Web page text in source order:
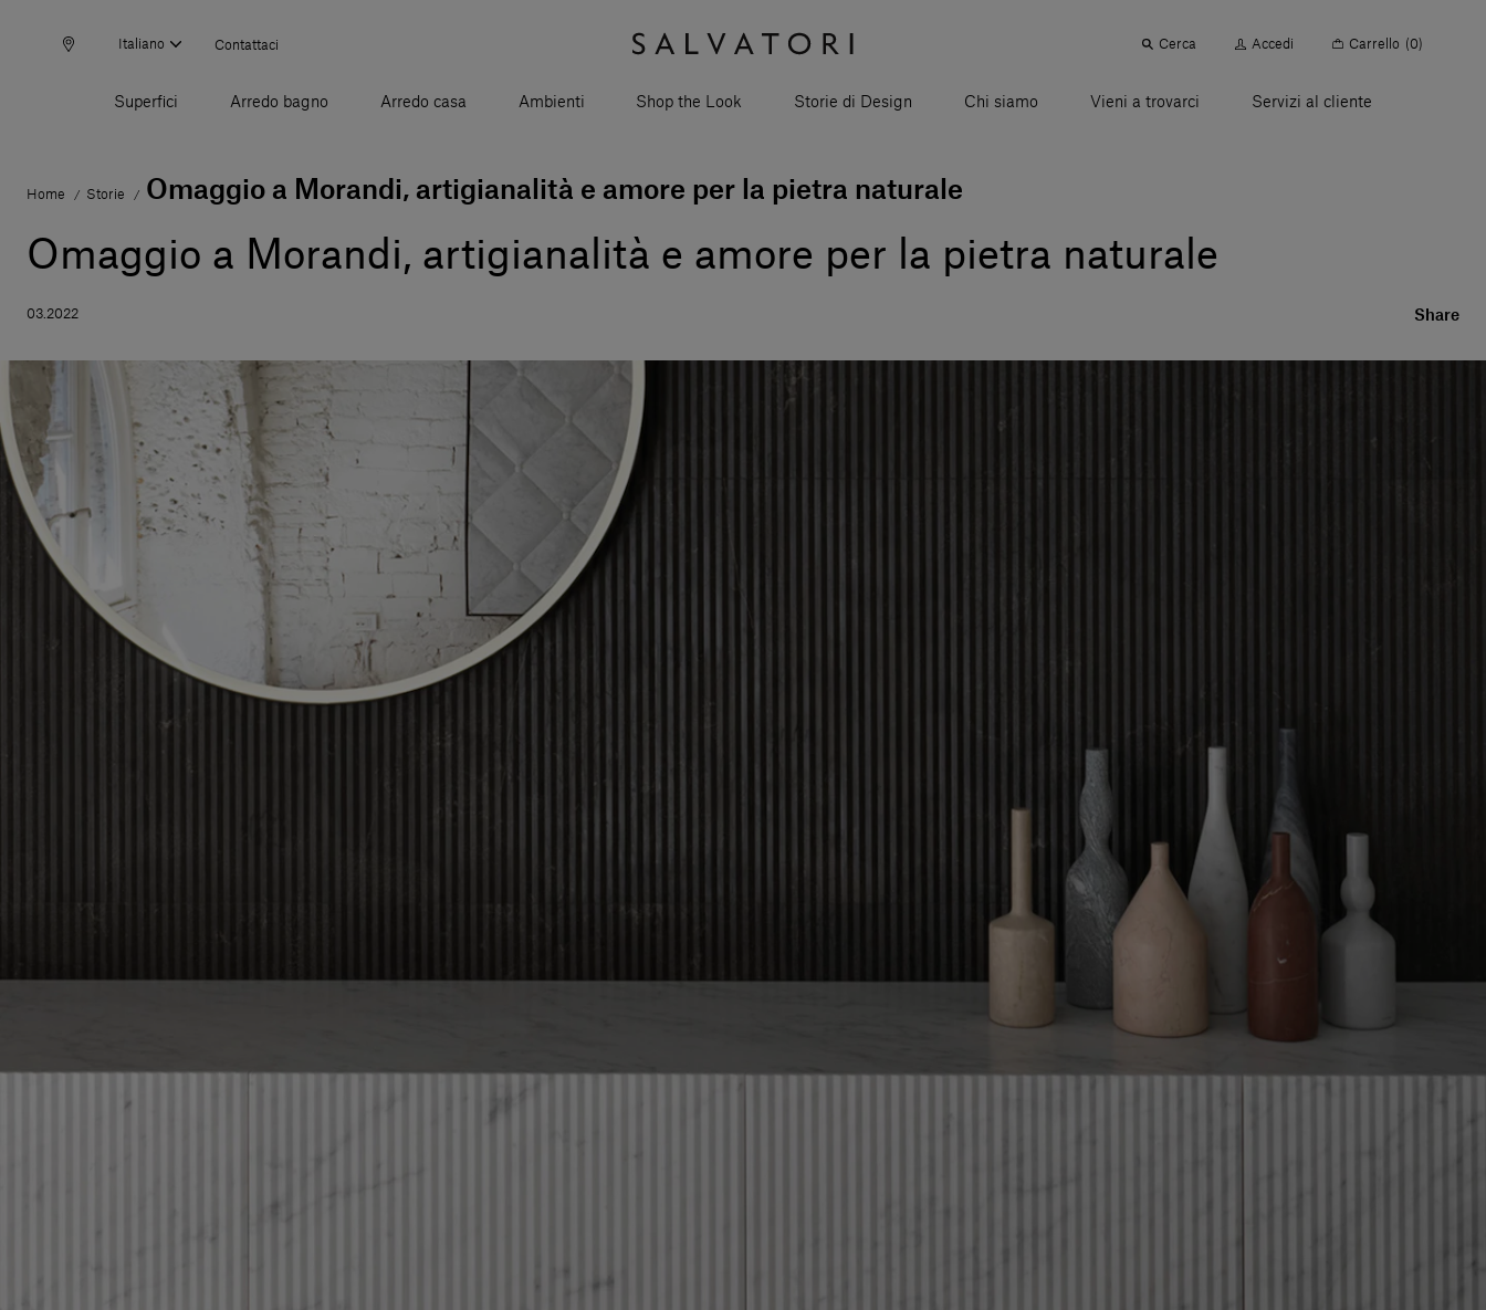
Italiano Contattaci Cerca Accedi Carrello (0)
Superfici Arredo bagno Arredo casa Ambienti Shop the Look Storie di Design Chi siamo Vieni a trovarci Servizi al cliente
Home / Storie / Omaggio a Morandi, artigianalità e amore per la pietra naturale
Omaggio a Morandi, artigianalità e amore per la pietra naturale
03.2022 Share